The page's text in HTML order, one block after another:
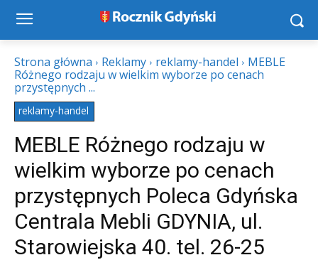
Strona główna Reklamy reklamy-handel
MEBLE
Różnego rodzaju w wielkim wyborze po cenach
przystępnych ...
reklamy-handel
MEBLE Różnego rodzaju w
wielkim wyborze po cenach
przystępnych Poleca Gdyńska
Centrala Mebli GDYNIA, ul.
Starowiejska 40. tel. 26-25